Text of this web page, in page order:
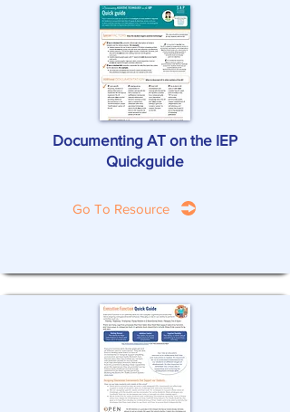
Documenting AT on the IEP
Quickguide
Go To Resource